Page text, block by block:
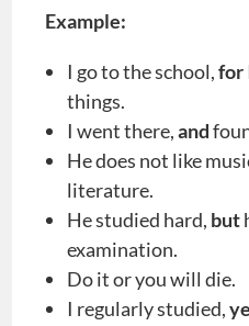
Example:
I go to the school,for
things.
I went there,and
He does not like
literature.
He studied hard, but
examination.
Do it or you will die.
I regularly studied,